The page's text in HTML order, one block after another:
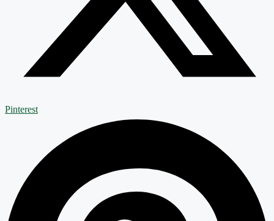
Pinterest